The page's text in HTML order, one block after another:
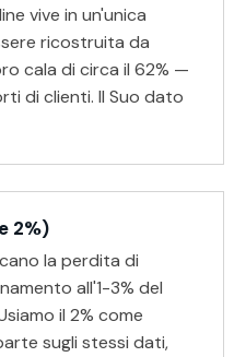
vive in un'unica
ricostruita da
cala di circa il 62% —
di clienti. Il Suo dato
2%)
la perdita di
all'1-3% del
il 2% come
sugli stessi dati,